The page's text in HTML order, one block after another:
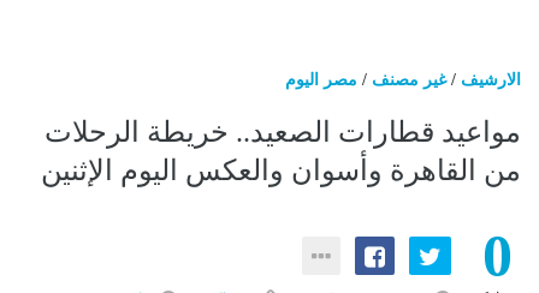
الارشيف /غير مصنف / مصر اليوم
مواعيد قطارات الصعيد.. خريطة الرحلات
من القاهرة وأسوان والعكس اليوم الإثنين
0